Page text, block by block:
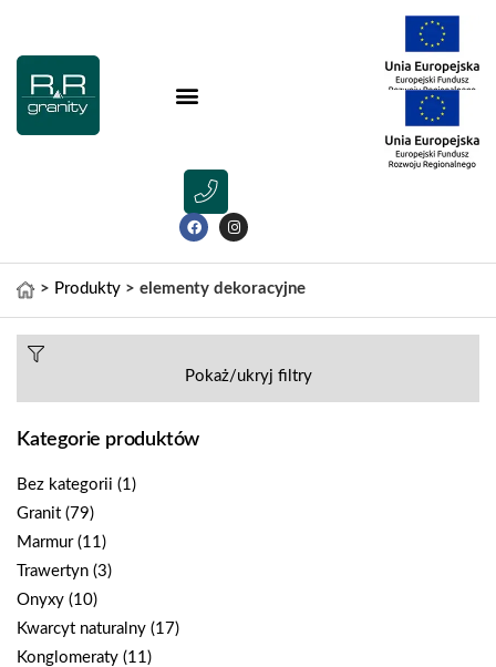
> Produkty > elementy dekoracyjne
Pokaż/ukryj filtry
Kategorie produktów
Bez kategorii (1)
Granit (79)
Marmur (11)
Trawertyn (3)
Onyxy (10)
Kwarcyt naturalny (17)
Konglomeraty (11)